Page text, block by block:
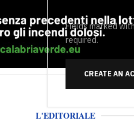
Fields marked
required.
CREATE AN
L'EDITORIALE